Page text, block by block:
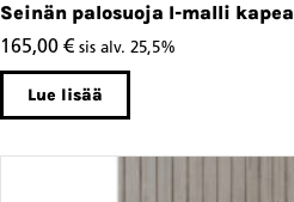
Seinän palosuoja I-malli kapea
165,00 € sis alv. 25,5%
Lue lisää